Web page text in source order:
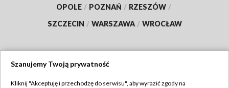
OPOLE / POZNAŃ / RZESZÓW /
SZCZECIN / WARSZAWA / WROCŁAW
Szanujemy Twoją prywatność
Kliknij "Akceptuję i przechodzę do serwisu", aby wyrazić zgody na